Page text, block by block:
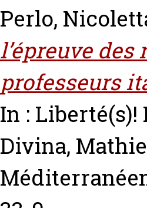
Perlo,
l’épreuve
professeurs
In :
Divina,